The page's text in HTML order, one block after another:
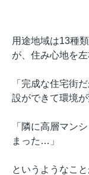
用途地域は13種
が、住み心地を
「完成な住宅街
設ができて環境
「隣に高層マン
まった…」
というようなこと